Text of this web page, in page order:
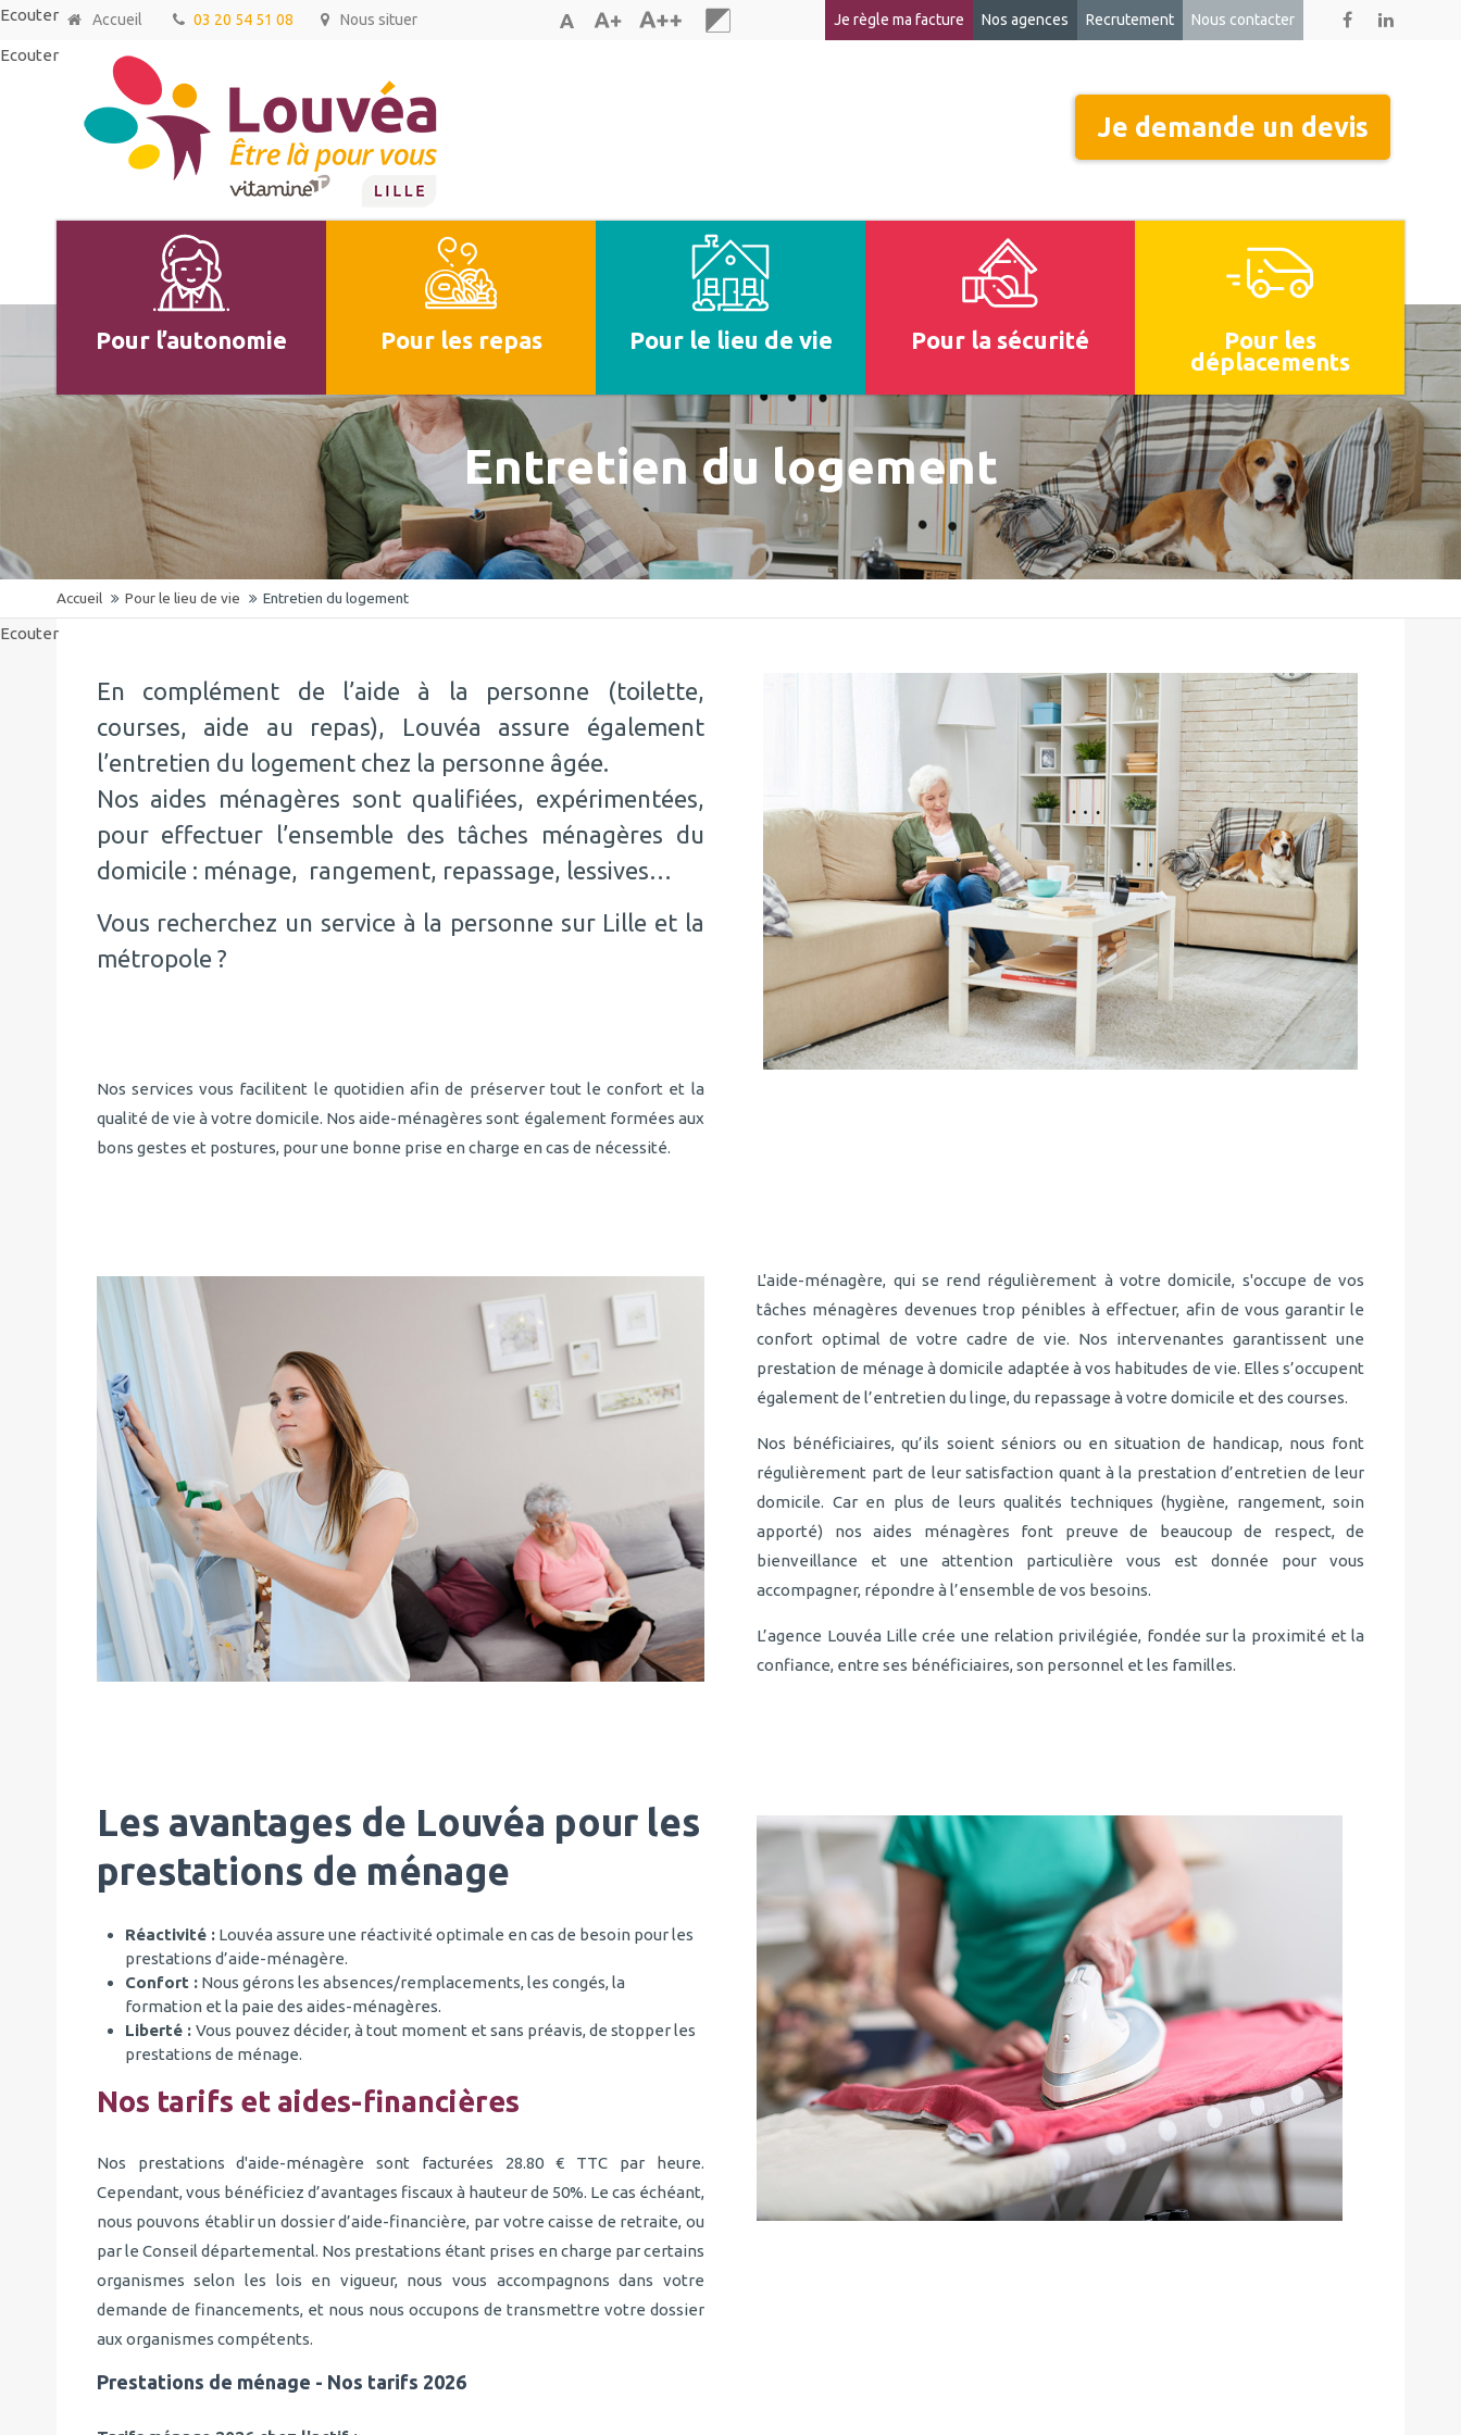
Ecouter Je règle ma facture Nos agences Recrutement Nous contacter
Accueil 03 20 54 51 08 Nous situer
Ecouter
Je demande un devis
Pour l’autonomie Pour les repas Pour le lieu de vie Pour la sécurité
Pour les
déplacements
Entretien du logement
Accueil Pour le lieu de vie Entretien du logement
Ecouter
En complément de l’aide à la personne (toilette,
courses, aide au repas), Louvéa assure également
l’entretien du logement chez la personne âgée.
Nos aides ménagères sont qualifiées, expérimentées,
pour effectuer l’ensemble des tâches ménagères du
domicile : ménage, rangement, repassage, lessives…
Vous recherchez un service à la personne sur Lille et la
métropole ?
Nos services vous facilitent le quotidien afin de préserver tout le confort et la
qualité de vie à votre domicile. Nos aide-ménagères sont également formées aux
bons gestes et postures, pour une bonne prise en charge en cas de nécessité.
L'aide-ménagère, qui se rend régulièrement à votre domicile, s'occupe de vos
tâches ménagères devenues trop pénibles à effectuer, afin de vous garantir le
confort optimal de votre cadre de vie. Nos intervenantes garantissent une
prestation de ménage à domicile adaptée à vos habitudes de vie. Elles s’occupent
également de l’entretien du linge, du repassage à votre domicile et des courses.
Nos bénéficiaires, qu’ils soient séniors ou en situation de handicap, nous font
régulièrement part de leur satisfaction quant à la prestation d’entretien de leur
domicile. Car en plus de leurs qualités techniques (hygiène, rangement, soin
apporté) nos aides ménagères font preuve de beaucoup de respect, de
bienveillance et une attention particulière vous est donnée pour vous
accompagner, répondre à l’ensemble de vos besoins.
L’agence Louvéa Lille crée une relation privilégiée, fondée sur la proximité et la
confiance, entre ses bénéficiaires, son personnel et les familles.
Les avantages de Louvéa pour les
prestations de ménage
Réactivité :Louvéa assure une réactivité optimale en cas de besoin pour les
prestations d’aide-ménagère.
Confort :Nous gérons les absences/remplacements, les congés, la
formation et la paie des aides-ménagères.
Liberté : Vous pouvez décider, à tout moment et sans préavis, de stopper les
prestations de ménage.
Nos tarifs et aides-financières
Nos prestations d'aide-ménagère sont facturées 28.80 € TTC par heure.
Cependant, vous bénéficiez d’avantages fiscaux à hauteur de 50%. Le cas échéant,
nous pouvons établir un dossier d’aide-financière, par votre caisse de retraite, ou
par le Conseil départemental. Nos prestations étant prises en charge par certains
organismes selon les lois en vigueur, nous vous accompagnons dans votre
demande de financements, et nous nous occupons de transmettre votre dossier
aux organismes compétents.
Prestations de ménage - Nos tarifs 2026